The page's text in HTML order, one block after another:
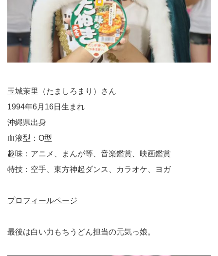
玉城茉里（たましろまり）さん
1994年6月16日生まれ
沖縄県出身
血液型：O型
趣味：アニメ、まんが等、音楽鑑賞、映画鑑賞
特技：空手、東方神起ダンス、カラオケ、ヨガ
プロフィールページ
最後は白い力もちうどん担当の元気っ娘。